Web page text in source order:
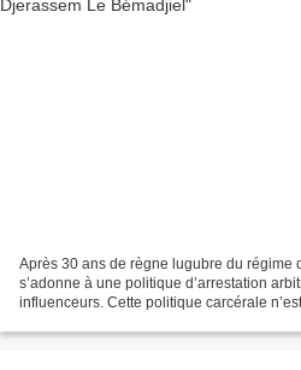
Après 30 ans de règne lugubre du régime
s’adonne à une politique d’arrestation
influenceurs. Cette politique carcérale